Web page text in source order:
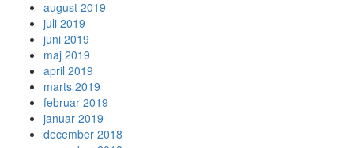
august 2019
juli 2019
juni 2019
maj 2019
april 2019
marts 2019
februar 2019
januar 2019
december 2018